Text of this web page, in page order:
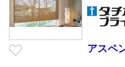
アスペ